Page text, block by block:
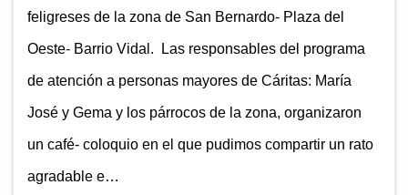
feligreses de la zona de San Bernardo- Plaza del
Oeste- Barrio Vidal. Las responsables del programa
de atención a personas mayores de Cáritas: María
José y Gema y los párrocos de la zona, organizaron
un café- coloquio en el que pudimos compartir un rato
agradable e…